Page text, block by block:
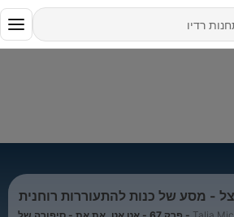
- מסע של כנות להתעוררות רוחנית
Talia
68 - פרק 67 - אט אט, את את - סיפורה של